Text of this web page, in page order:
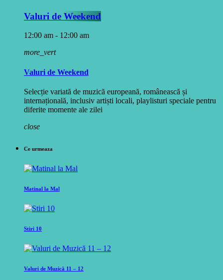
Valuri de Weekend
12:00 am - 12:00 am
more_vert
Valuri de Weekend
Selecție variată de muzică europeană, românească și
internațională, inclusiv artiști locali, playlisturi speciale pentru
diferite momente ale zilei
close
Ce urmeaza
Matinal la Mal
Stiri 10
Valuri de Muzică 11 – 12